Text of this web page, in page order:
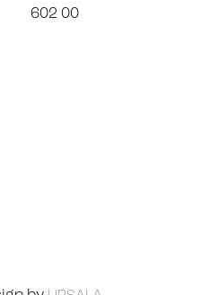
602 00